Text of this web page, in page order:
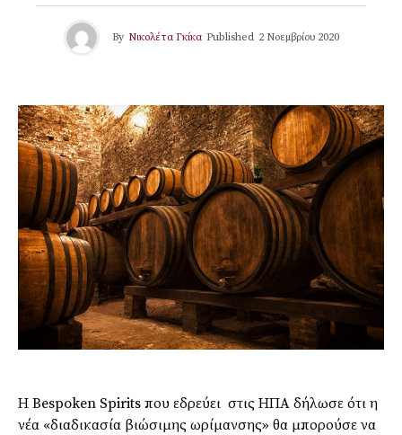
By Νικολέτα Γκίκα Published 2 Νοεμβρίου 2020
Η Bespoken Spirits που εδρεύει στις ΗΠΑ δήλωσε ότι η
νέα «διαδικασία βιώσιμης ωρίμανσης» θα μπορούσε να